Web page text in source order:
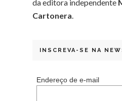
da editora independente
Cartonera.
INSCREVA-SE NA
Endereço de e-mail